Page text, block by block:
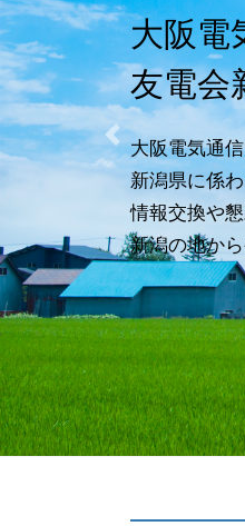
大阪電
友電会
大阪電気通
新潟県に係
情報交換や
新潟の地から
Previous